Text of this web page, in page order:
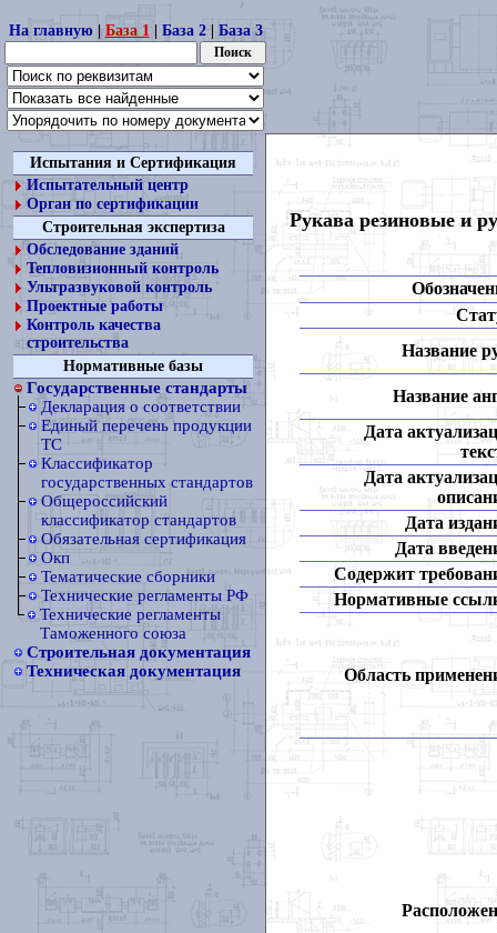
На главную| База 1| База 2| База 3
Испытания и Сертификация
Испытательный центр
Орган по сертификации
Строительная экспертиза
Обследование зданий
Тепловизионный контроль
Ультразвуковой контроль
Проектные работы
Контроль качества
строительства
Нормативные базы
Государственные стандарты
Декларация о соответствии
Единый перечень продукции
ТС
Классификатор
государственных стандартов
Общероссийский
классификатор стандартов
Обязательная сертификация
Окп
Тематические сборники
Технические регламенты РФ
Технические регламенты
Таможенного союза
Строительная документация
Техническая документация
Рукава резиновые и
Название
Название
Дата
Дата
Дата
Дата
Содержит
Нормативные
Область